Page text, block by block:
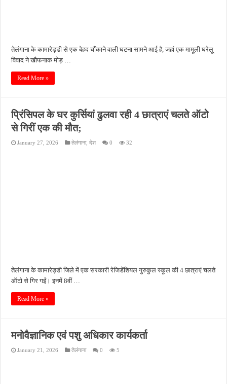
तेलंगाना के कामारेड्डी से एक बेहद चौंकाने वाली घटना सामने आई है, जहां एक मामूली घरेलू
विवाद ने खौफनाक मोड़ …
Read More »
प्रिंसिपल के घर कुर्सियां ढुलवा रही 4 छात्राएं चलते ऑटो
से गिरीं एक की मौत;
January 27, 2026 तेलंगाना,देश 0 32
तेलंगाना के कामारेड्डी जिले में एक सरकारी रेजिडेंशियल गुरुकुल स्कूल की 4 छात्राएं चलते
ऑटो से गिर गईं। इनमें 8वीं …
Read More »
मनोवैज्ञानिक एवं पशु अधिकार कार्यकर्ता
January 21, 2026 तेलंगाना 0 5